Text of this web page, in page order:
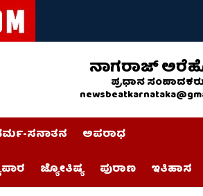
ನಾಗರಾಜ್
ಪ್ರಧಾನ
ಸನಾತನ
ಅಪರಾಧ
ಜ್ಯೋತಿಷ್ಯ ಪುರಾಣ ಇತಿಹಾಸ